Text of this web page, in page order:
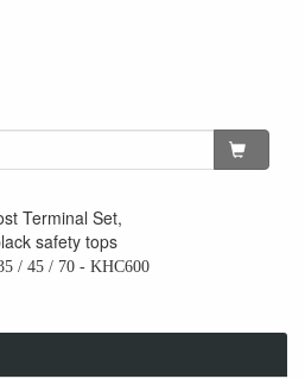
Terminal Set,
safety tops
/ 45 / 70 - KHC600